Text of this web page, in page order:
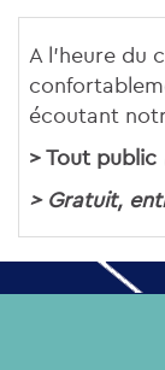
A l'heure du
écoutant
> Tout public
> Gratuit,